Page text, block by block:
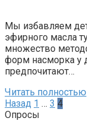
Мы избавляем
эфирного масла
множество
форм насморка у
предпочитают…
Читать полностью
Пагинация
записей
Назад 1 … 3 4
Опросы